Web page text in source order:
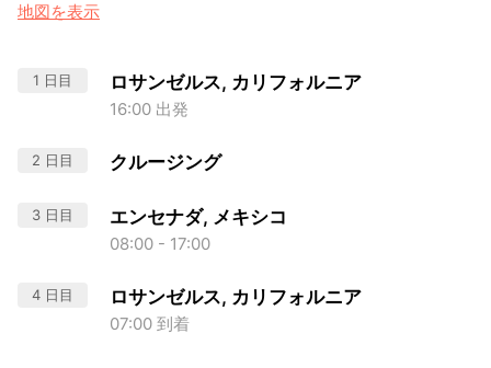
地図を表示
1 日目 ロサンゼルス, カリフォルニア
16:00 出発
2 日目 クルージング
3 日目 エンセナダ, メキシコ
08:00 - 17:00
4 日目 ロサンゼルス, カリフォルニア
07:00 到着